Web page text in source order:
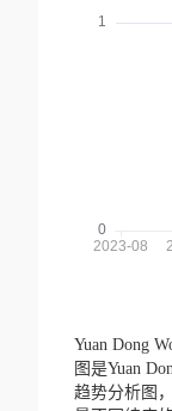
Yuan Dong
图是Yuan
趋势分析图